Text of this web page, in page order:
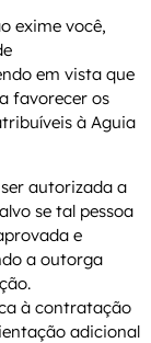
exime você,
em vista que
favorecer os
à Aguia
autorizada a
se tal pessoa
e
a outorga
à contratação
adicional